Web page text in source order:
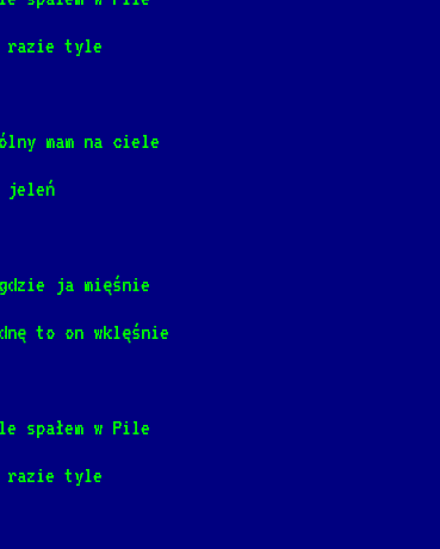
[Jacek Kaczmarski] 📺
[Kapela biesiadna]
o Janku Wiśniewskim
hej pasterze
tyle
mam na ciele
jeleń
ja mięśnie
to on wklęśnie
spałem w Pile
tyle